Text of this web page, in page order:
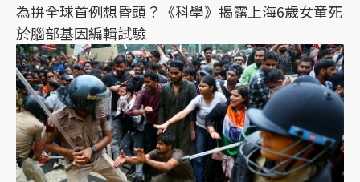
為拚全球首例想昏頭？《科學》揭露上海6歲女童死
於腦部基因編輯試驗